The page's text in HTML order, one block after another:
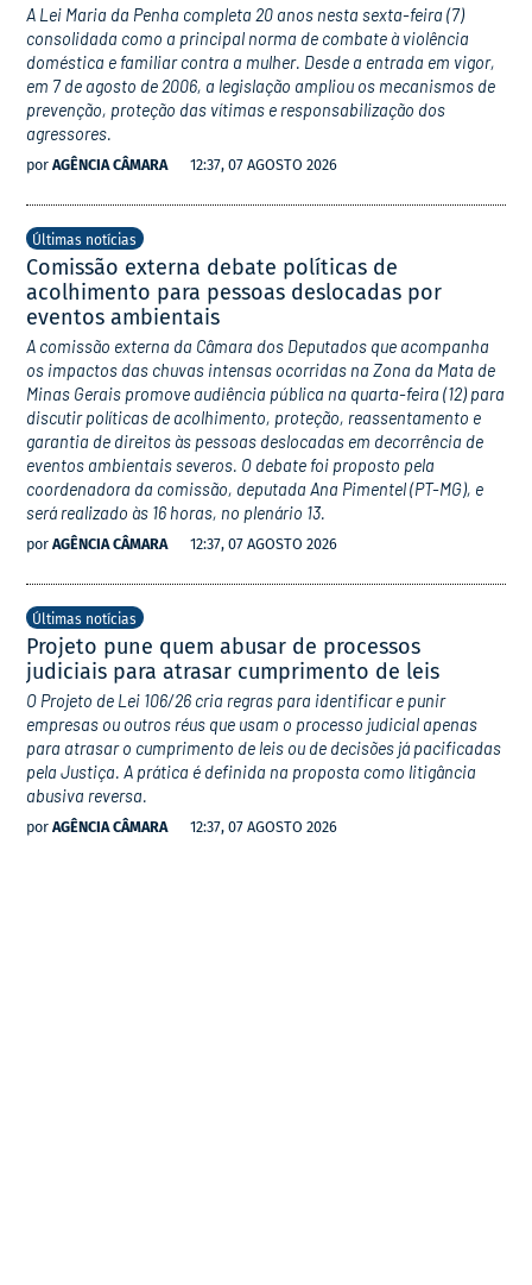
A Lei Maria da Penha completa 20 anos nesta sexta-feira (7)
consolidada como a principal norma de combate à violência
doméstica e familiar contra a mulher. Desde a entrada em vigor,
em 7 de agosto de 2006, a legislação ampliou os mecanismos de
prevenção, proteção das vítimas e responsabilização dos
agressores.
por AGÊNCIA CÂMARA 12:37, 07 AGOSTO 2026
Últimas notícias
Comissão externa debate políticas de
acolhimento para pessoas deslocadas por
eventos ambientais
A comissão externa da Câmara dos Deputados que acompanha
os impactos das chuvas intensas ocorridas na Zona da Mata de
Minas Gerais promove audiência pública na quarta-feira (12) para
discutir políticas de acolhimento, proteção, reassentamento e
garantia de direitos às pessoas deslocadas em decorrência de
eventos ambientais severos. O debate foi proposto pela
coordenadora da comissão, deputada Ana Pimentel (PT-MG), e
será realizado às 16 horas, no plenário 13.
por AGÊNCIA CÂMARA 12:37, 07 AGOSTO 2026
Últimas notícias
Projeto pune quem abusar de processos
judiciais para atrasar cumprimento de leis
O Projeto de Lei 106/26 cria regras para identificar e punir
empresas ou outros réus que usam o processo judicial apenas
para atrasar o cumprimento de leis ou de decisões já pacificadas
pela Justiça. A prática é definida na proposta como litigância
abusiva reversa.
por AGÊNCIA CÂMARA 12:37, 07 AGOSTO 2026